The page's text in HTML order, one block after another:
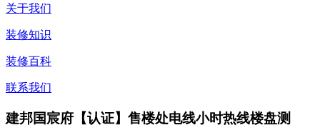
关于我们
装修知识
装修百科
联系我们
建邦国宸府【认证】售楼处电线小时热线楼盘测